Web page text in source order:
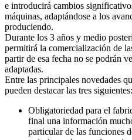
e introducirá cambios
máquinas, adaptándose a los
produciendo.
Durante los 3 años y medio
permitirá la comercialización de
partir de esa fecha no se podrán
adaptadas.
Entre las principales novedades
pueden destacar las tres siguientes:
Obligatoriedad para el
final una información
particular de las funciones